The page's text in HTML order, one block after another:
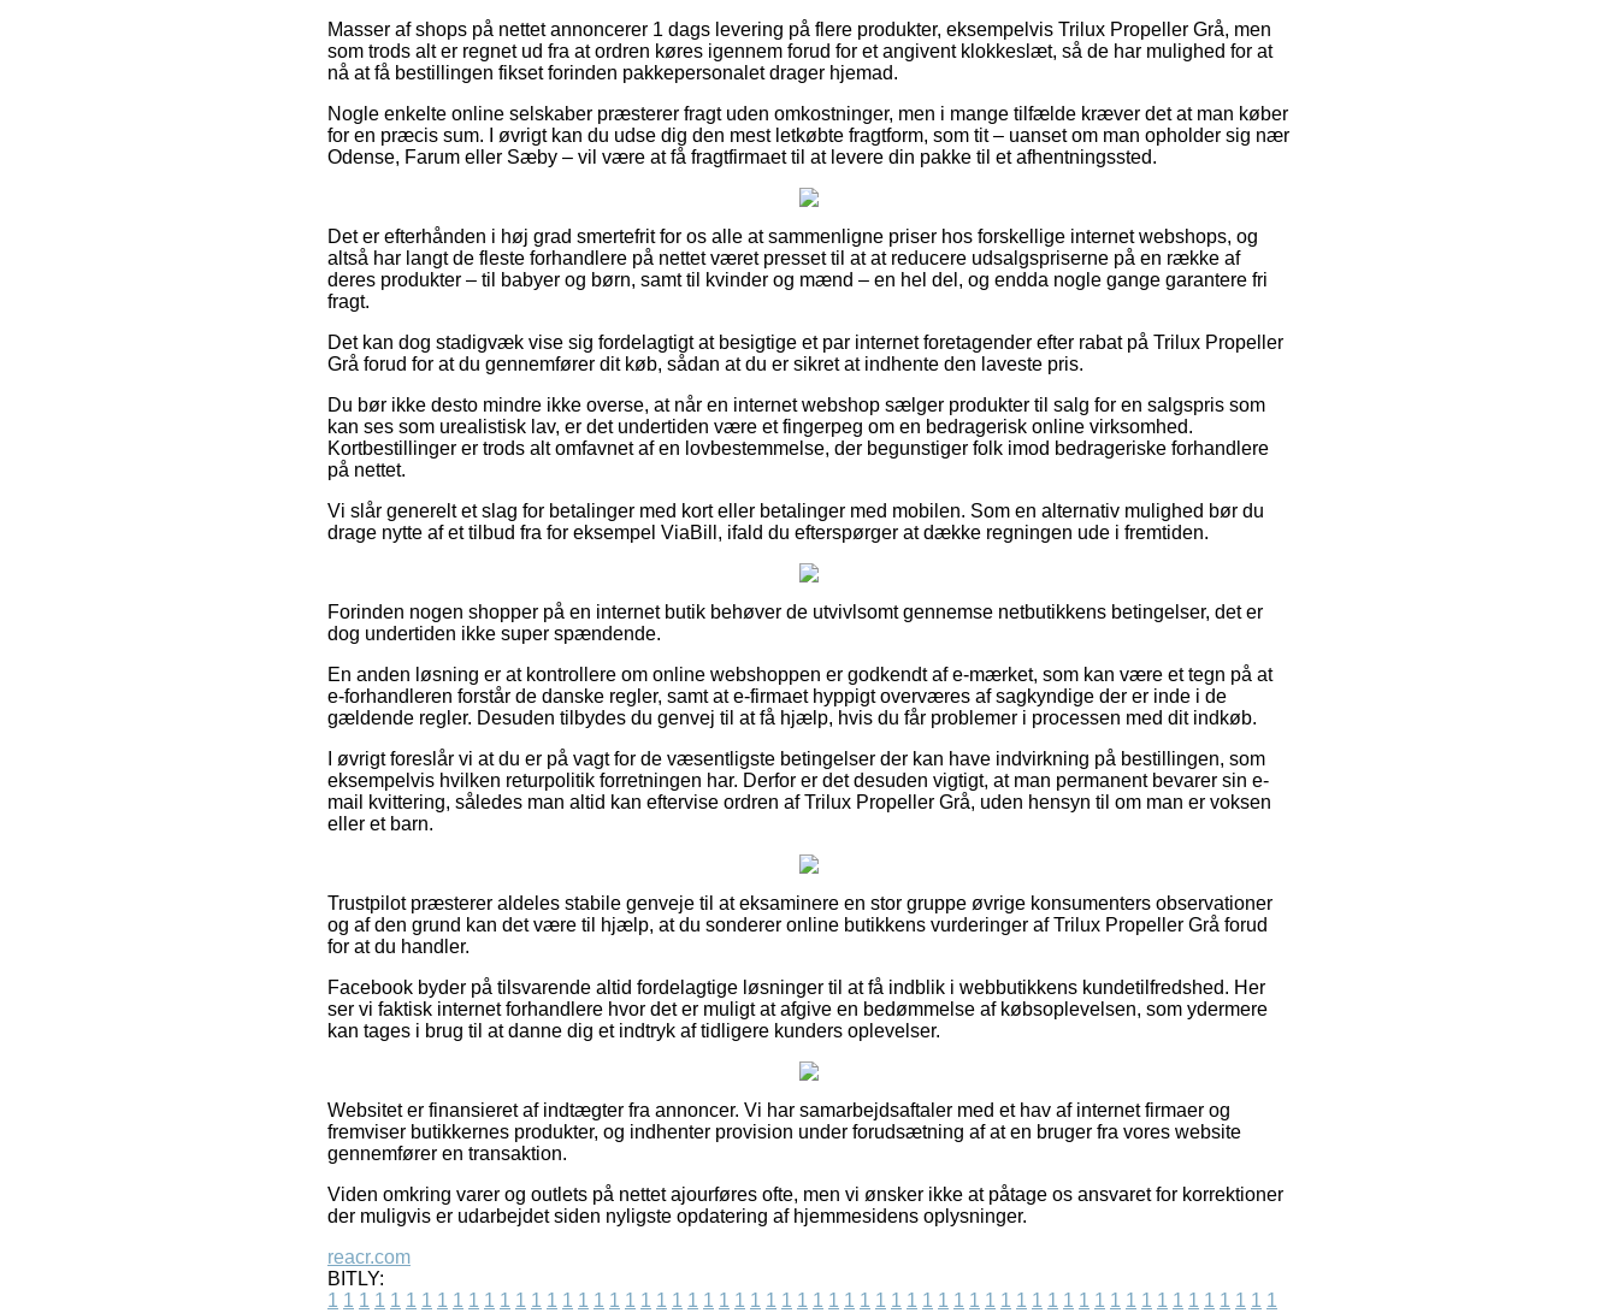
Masser af shops på nettet annoncerer 1 dags levering på flere produkter, eksempelvis Trilux Propeller Grå, men
som trods alt er regnet ud fra at ordren køres igennem forud for et angivent klokkeslæt, så de har mulighed for at
nå at få bestillingen fikset forinden pakkepersonalet drager hjemad.
Nogle enkelte online selskaber præsterer fragt uden omkostninger, men i mange tilfælde kræver det at man køber
for en præcis sum. I øvrigt kan du udse dig den mest letkøbte fragtform, som tit – uanset om man opholder sig nær
Odense, Farum eller Sæby – vil være at få fragtfirmaet til at levere din pakke til et afhentningssted.
Det er efterhånden i høj grad smertefrit for os alle at sammenligne priser hos forskellige internet webshops, og
altså har langt de fleste forhandlere på nettet været presset til at at reducere udsalgspriserne på en række af
deres produkter – til babyer og børn, samt til kvinder og mænd – en hel del, og endda nogle gange garantere fri
fragt.
Det kan dog stadigvæk vise sig fordelagtigt at besigtige et par internet foretagender efter rabat på Trilux Propeller
Grå forud for at du gennemfører dit køb, sådan at du er sikret at indhente den laveste pris.
Du bør ikke desto mindre ikke overse, at når en internet webshop sælger produkter til salg for en salgspris som
kan ses som urealistisk lav, er det undertiden være et fingerpeg om en bedragerisk online virksomhed.
Kortbestillinger er trods alt omfavnet af en lovbestemmelse, der begunstiger folk imod bedrageriske forhandlere
på nettet.
Vi slår generelt et slag for betalinger med kort eller betalinger med mobilen. Som en alternativ mulighed bør du
drage nytte af et tilbud fra for eksempel ViaBill, ifald du efterspørger at dække regningen ude i fremtiden.
Forinden nogen shopper på en internet butik behøver de utvivlsomt gennemse netbutikkens betingelser, det er
dog undertiden ikke super spændende.
En anden løsning er at kontrollere om online webshoppen er godkendt af e-mærket, som kan være et tegn på at
e-forhandleren forstår de danske regler, samt at e-firmaet hyppigt overværes af sagkyndige der er inde i de
gældende regler. Desuden tilbydes du genvej til at få hjælp, hvis du får problemer i processen med dit indkøb.
I øvrigt foreslår vi at du er på vagt for de væsentligste betingelser der kan have indvirkning på bestillingen, som
eksempelvis hvilken returpolitik forretningen har. Derfor er det desuden vigtigt, at man permanent bevarer sin e-
mail kvittering, således man altid kan eftervise ordren af Trilux Propeller Grå, uden hensyn til om man er voksen
eller et barn.
Trustpilot præsterer aldeles stabile genveje til at eksaminere en stor gruppe øvrige konsumenters observationer
og af den grund kan det være til hjælp, at du sonderer online butikkens vurderinger af Trilux Propeller Grå forud
for at du handler.
Facebook byder på tilsvarende altid fordelagtige løsninger til at få indblik i webbutikkens kundetilfredshed. Her
ser vi faktisk internet forhandlere hvor det er muligt at afgive en bedømmelse af købsoplevelsen, som ydermere
kan tages i brug til at danne dig et indtryk af tidligere kunders oplevelser.
Websitet er finansieret af indtægter fra annoncer. Vi har samarbejdsaftaler med et hav af internet firmaer og
fremviser butikkernes produkter, og indhenter provision under forudsætning af at en bruger fra vores website
gennemfører en transaktion.
Viden omkring varer og outlets på nettet ajourføres ofte, men vi ønsker ikke at påtage os ansvaret for korrektioner
der muligvis er udarbejdet siden nyligste opdatering af hjemmesidens oplysninger.
reacr.com
BITLY:
1 1 1 1 1 1 1 1 1 1 1 1 1 1 1 1 1 1 1 1 1 1 1 1 1 1 1 1 1 1 1 1 1 1 1 1 1 1 1 1 1 1 1 1 1 1 1 1 1 1 1 1 1 1 1 1 1 1 1 1 1